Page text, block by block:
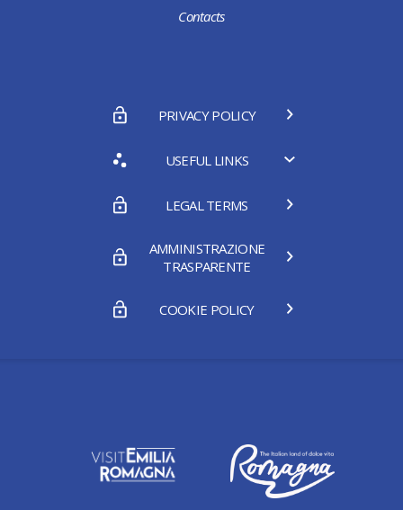
Contacts
PRIVACY POLICY
USEFUL LINKS
LEGAL TERMS
AMMINISTRAZIONE
TRASPARENTE
COOKIE POLICY